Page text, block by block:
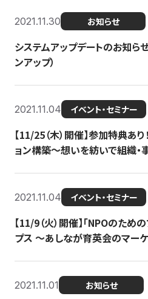
2021.11.30 お知らせ
システムアップデートのお知ら
ンアップ）
2021.11.04 イベント・セミナー
【11/25（木）開催】参加特典あ
ョン構築〜想いを紡いで組織・
2021.11.04 イベント・セミナー
【11/9（火）開催】「NPOのため
プス 〜あしなが育英会のマー
2021.11.01 お知らせ